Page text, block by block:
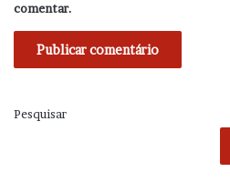
comentar.
Pesquisar